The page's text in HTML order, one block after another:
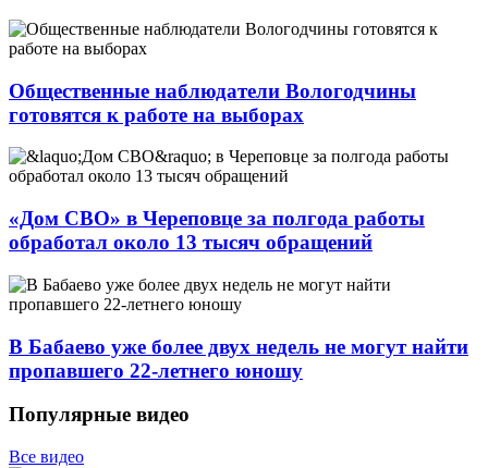
Общественные наблюдатели Вологодчины
готовятся к работе на выборах
«Дом СВО» в Череповце за полгода работы
обработал около 13 тысяч обращений
В Бабаево уже более двух недель не могут найти
пропавшего 22-летнего юношу
Популярные видео
Все видео